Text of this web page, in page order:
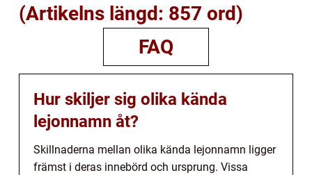
(Artikelns längd: 857 ord)
FAQ
Hur skiljer sig olika kända
lejonnamn åt?
Skillnaderna mellan olika kända lejonnamn ligger
främst i deras innebörd och ursprung. Vissa